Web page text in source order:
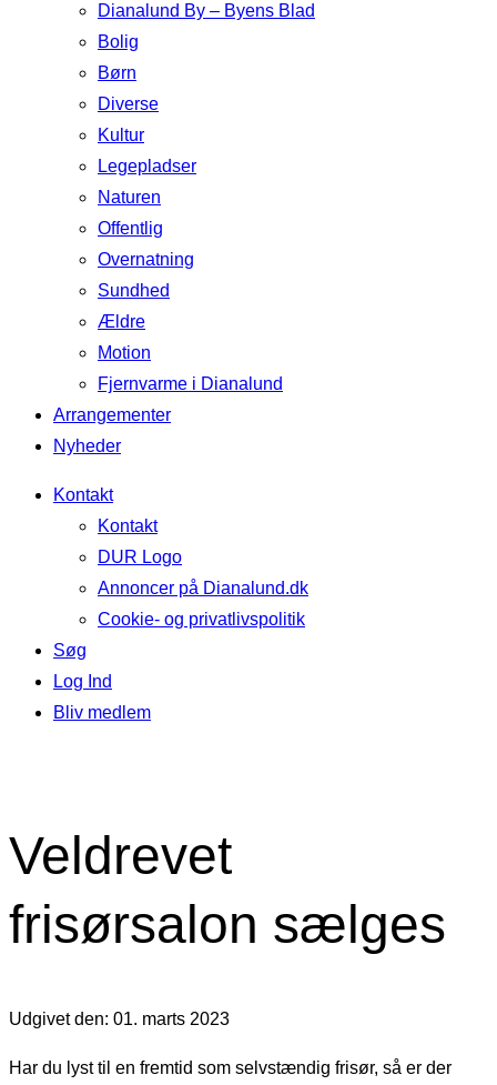
Dianalund By – Byens Blad
Bolig
Børn
Diverse
Kultur
Legepladser
Naturen
Offentlig
Overnatning
Sundhed
Ældre
Motion
Fjernvarme i Dianalund
Arrangementer
Nyheder
Kontakt
Kontakt
DUR Logo
Annoncer på Dianalund.dk
Cookie- og privatlivspolitik
Søg
Log Ind
Bliv medlem
Veldrevet
frisørsalon sælges
Udgivet den: 01. marts 2023
Har du lyst til en fremtid som selvstændig frisør, så er der